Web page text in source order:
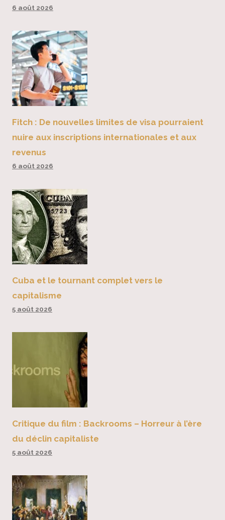
6 août 2026
Fitch : De nouvelles limites de visa pourraient
nuire aux inscriptions internationales et aux
revenus
6 août 2026
Cuba et le tournant complet vers le
capitalisme
5 août 2026
Critique du film : Backrooms – Horreur à l’ère
du déclin capitaliste
5 août 2026